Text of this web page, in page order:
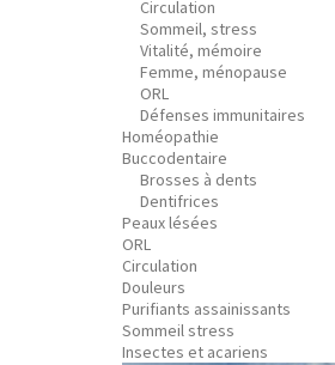
Circulation
Sommeil, stress
Vitalité, mémoire
Femme, ménopause
ORL
Défenses immunitaires
Homéopathie
Buccodentaire
Brosses à dents
Dentifrices
Peaux lésées
ORL
Circulation
Douleurs
Purifiants assainissants
Sommeil stress
Insectes et acariens